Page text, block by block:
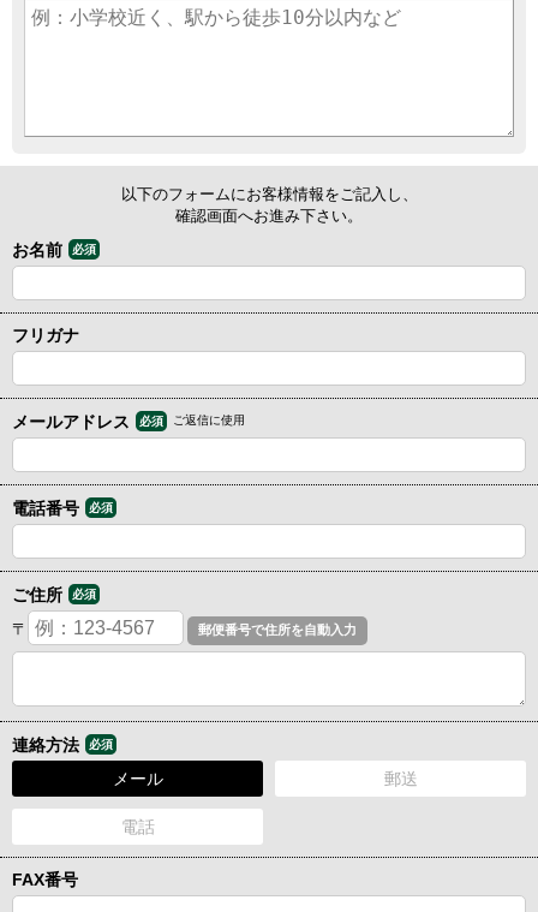
以下のフォームにお客様情報をご記入し、
確認画面へお進み下さい。
お名前 必須
フリガナ
メールアドレス 必須 ご返信に使用
電話番号 必須
ご住所 必須
〒
連絡方法 必須
メール 郵送
電話
FAX番号